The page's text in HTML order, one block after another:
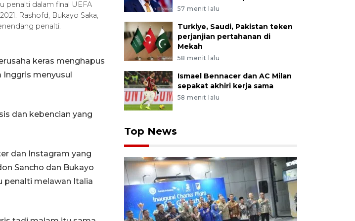
penalti dalam final UEFA
Rashofd, Bukayo Saka,
penalti.
keras menghapus
menyusul
dan kebencian yang
dan Instagram yang
Sancho dan Bukayo
penalti melawan Italia
57 menit lalu
Turkiye, Saudi, Pakistan teken
perjanjian pertahanan di
Mekah
58 menit lalu
Ismael Bennacer dan AC Milan
sepakat akhiri kerja sama
58 menit lalu
Top News